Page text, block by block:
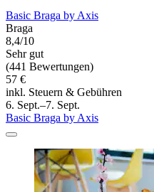
Basic Braga by Axis
Braga
8,4/10
Sehr gut
(441 Bewertungen)
57 €
inkl. Steuern & Gebühren
6. Sept.–7. Sept.
Basic Braga by Axis